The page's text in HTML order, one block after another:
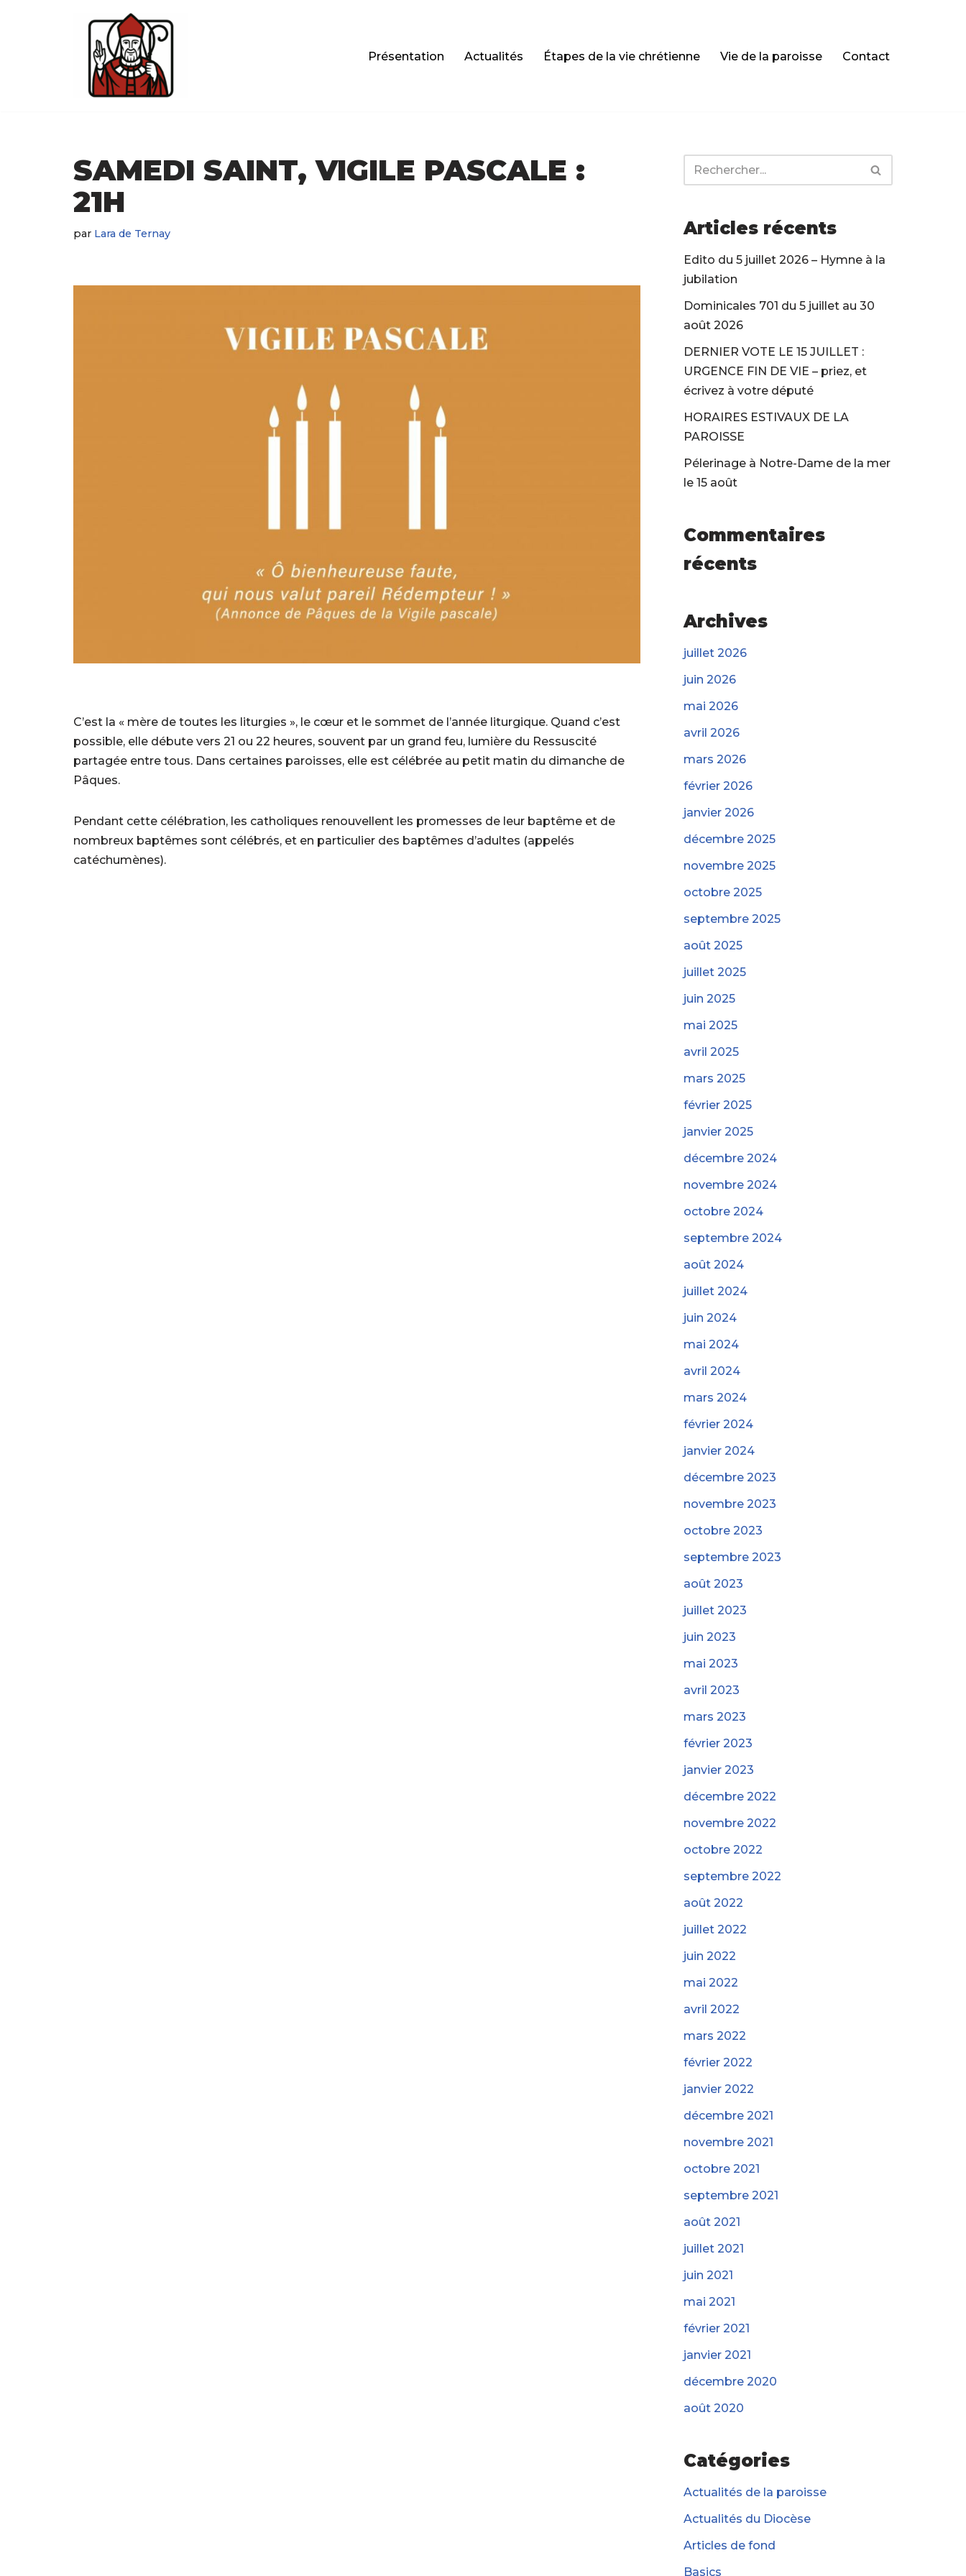
Présentation Actualités Étapes de la vie chrétienne Vie de la paroisse Contact
SAMEDI SAINT, VIGILE PASCALE :
21H
par Lara de Ternay
C’est la « mère de toutes les liturgies », le cœur et le sommet de l’année liturgique. Quand c’est
possible, elle débute vers 21 ou 22 heures, souvent par un grand feu, lumière du Ressuscité
partagée entre tous. Dans certaines paroisses, elle est célébrée au petit matin du dimanche de
Pâques.
Pendant cette célébration, les catholiques renouvellent les promesses de leur baptême et de
nombreux baptêmes sont célébrés, et en particulier des baptêmes d’adultes (appelés
catéchumènes).
Articles récents
Edito du 5 juillet 2026 – Hymne à la
jubilation
Dominicales 701 du 5 juillet au 30
août 2026
DERNIER VOTE LE 15 JUILLET :
URGENCE FIN DE VIE – priez, et
écrivez à votre député
HORAIRES ESTIVAUX DE LA
PAROISSE
Pélerinage à Notre-Dame de la mer
le 15 août
Commentaires
récents
Archives
juillet 2026
juin 2026
mai 2026
avril 2026
mars 2026
février 2026
janvier 2026
décembre 2025
novembre 2025
octobre 2025
septembre 2025
août 2025
juillet 2025
juin 2025
mai 2025
avril 2025
mars 2025
février 2025
janvier 2025
décembre 2024
novembre 2024
octobre 2024
septembre 2024
août 2024
juillet 2024
juin 2024
mai 2024
avril 2024
mars 2024
février 2024
janvier 2024
décembre 2023
novembre 2023
octobre 2023
septembre 2023
août 2023
juillet 2023
juin 2023
mai 2023
avril 2023
mars 2023
février 2023
janvier 2023
décembre 2022
novembre 2022
octobre 2022
septembre 2022
août 2022
juillet 2022
juin 2022
mai 2022
avril 2022
mars 2022
février 2022
janvier 2022
décembre 2021
novembre 2021
octobre 2021
septembre 2021
août 2021
juillet 2021
juin 2021
mai 2021
février 2021
janvier 2021
décembre 2020
août 2020
Catégories
Actualités de la paroisse
Actualités du Diocèse
Articles de fond
Basics